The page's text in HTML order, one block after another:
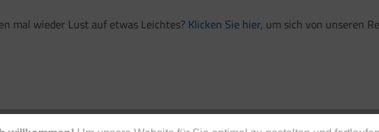
mal wieder Lust auf etwas Leichtes? Klicken Sie hier, um sich von unseren